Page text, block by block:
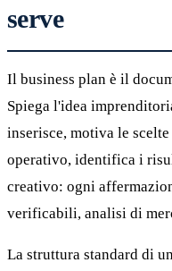
serve
Il business plan è il
Spiega l'idea
inserisce, motiva le
operativo, identifica i
creativo: ogni
verificabili, analisi di
La struttura standard di